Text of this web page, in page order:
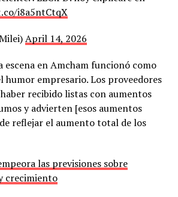
i8a5ntCtqX
April 14, 2026
escena en Amcham funcionó como
humor empresario. Los proveedores
recibido listas con aumentos
y advierten [esos aumentos
reflejar el aumento total de los
las previsiones sobre
crecimiento